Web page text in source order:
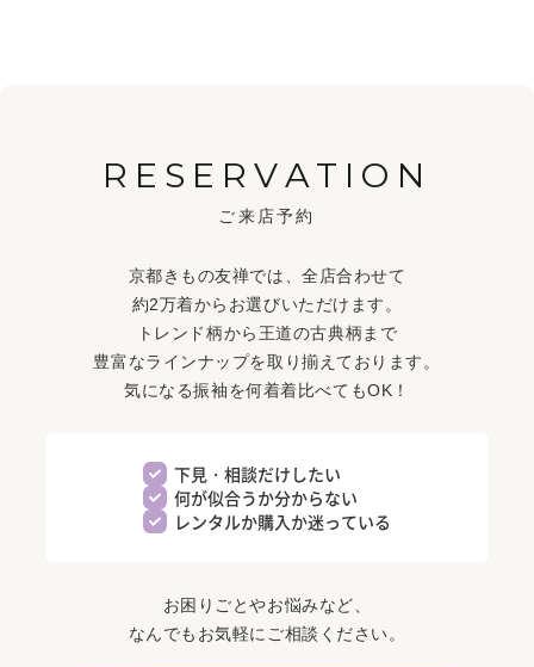
RESERVATION
ご来店予約
京都きもの友禅では、全店合わせて
約2万着からお選びいただけます。
トレンド柄から王道の古典柄まで
豊富なラインナップを取り揃えております。
気になる振袖を何着着比べてもOK！
下見・相談だけしたい
何が似合うか分からない
レンタルか購入か迷っている
お困りごとやお悩みなど、
なんでもお気軽にご相談ください。